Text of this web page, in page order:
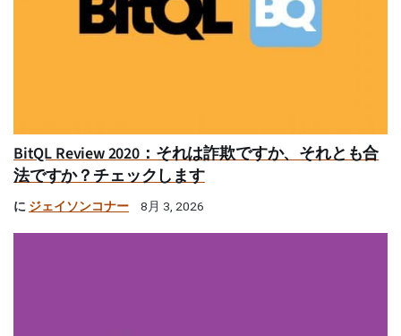
BitQL Review 2020：それは詐欺ですか、それとも合
法ですか？チェックします
に ジェイソンコナー 8月 3, 2026